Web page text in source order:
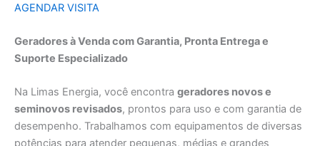
AGENDAR VISITA
Geradores à Venda com Garantia, Pronta Entrega e
Suporte Especializado
Na Limas Energia, você encontra geradores novos e
seminovos revisados, prontos para uso e com garantia de
desempenho. Trabalhamos com equipamentos de diversas
potências para atender pequenas, médias e grandes